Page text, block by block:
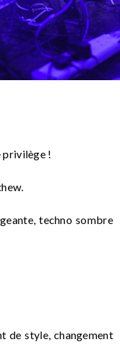
privilège !
techno sombre
de style, changement